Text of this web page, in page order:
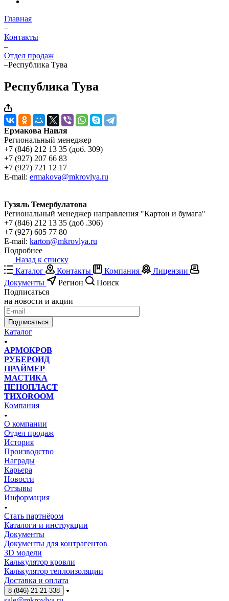
Главная
–
Контакты
–
Отдел продаж
–Республика Тува
Республика Тува
Ермакова Наиля
Региональный менеджер
+7 (846) 212 13 35 (доб. 309)
+7 (927) 207 66 83
+7 (927) 721 12 17
E-mail: ermakova@mkrovlya.ru
Гузяль Темербулатова
Региональный менеджер направления "Картон и бумага"
+7 (846) 212 13 35 (доб .306)
+7 (927) 605 77 80
E-mail: karton@mkrovlya.ru
Подробнее
Назад к списку
Каталог
Контакты Компания
Лицензии
Документы
Регион
Поиск
Подписаться
на новости и акции
Подписаться
Каталог
АРМОКРОВ
РУБЕРОИД
ПРАЙМЕР
МАСТИКА
ПЕНОПЛАСТ
ТИХОROOM
Компания
О компании
Отдел продаж
История
Производство
Награды
Карьера
Новости
Отзывы
Информация
Стать партнёром
Каталоги и инструкции
Документы
Документы для контрагентов
3D модели
Калькулятор кровли
Калькулятор теплоизоляции
Доставка и оплата
8 (846) 21-21-338